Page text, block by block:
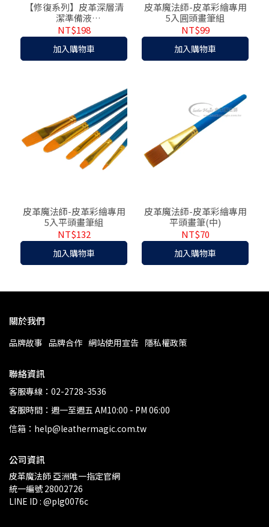
【修復系列】皮革深層清
潔準備液
【修補上色前使用】
NT$198
加入購物車
皮革魔法師-皮革彩繪專用
5入圓頭畫筆組
NT$99
加入購物車
皮革魔法師-皮革彩繪專用
5入平頭畫筆組
NT$132
加入購物車
皮革魔法師-皮革彩繪專用
平頭畫筆(中)
NT$70
加入購物車
關於我們
品牌故事 品牌合作 網站使用宣告 隱私權政策
聯絡資訊
客服專線：02-2728-3536
客服時間：週一至週五 AM10:00 - PM 06:00
信箱：help@leathermagic.com.tw
公司資訊
皮革魔法師 亞洲唯一指定官網
統一編號 28002726
LINE ID : @plg0076c